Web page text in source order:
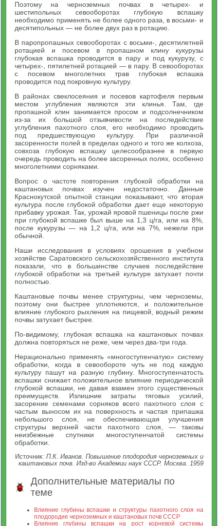
Поэтому на черноземных почвах в четырех- и
шестипольных севооборотах глубокую вспашку
необходимо применять не более одного раза, в восьми- и
десятипольных — не более двух раз в ротацию.
В паропропашных севооборотах с восьми-, десятилетней
ротацией и посевом в пропашном клину кукурузы
глубокая вспашка проводится в пару и под кукурузу, с
четырех-, пятилетней ротацией — в пару. В севооборотах
с посевом многолетних трав глубокая вспашка
проводится под покровную культуру.
В районах свеклосеяния и посевов картофеля первым
местом углубления являются эти клинья. Там, где
пропашной клин занимается просом и подсолнечником
из-за их большой отзывчивости на последействие
углубления пахотного слоя, его необходимо проводить
под предшествующую культуру. При различной
засоренности полей в пределах одного и того же колхоза,
совхоза глубокую вспашку целесообразнее в первую
очередь проводить на более засоренных полях, особенно
многолетними сорняками.
Вопрос о частоте повторения глубокой обработки на
каштановых почвах изучен недостаточно. Данные
Краснокутской опытной станции показывают, что вторая
культура после глубокой обработки дает еще некоторую
прибавку урожая. Так, урожай яровой пшеницы после ржи
при глубокой вспашке был выше на 1,3 ц/га, или на 8%,
после кукурузы — на 1,2 ц/га, или на 7%, нежели при
обычной.
Наши исследования в условиях орошения в учебном
хозяйстве Саратовского сельскохозяйственного института
показали, что в большинстве случаев последействие
глубокой обработки на третьей культуре затухает почти
полностью.
Каштановые почвы менее структурны, чем черноземы,
поэтому они быстрее уплотняются, и положительное
влияние глубокого рыхления на пищевой, водный режим
почвы затухает быстрее.
По-видимому, глубокая вспашка на каштановых почвах
должна повторяться не реже, чем через два-три года.
Нерационально применять «многоступенчатую» систему
обработки, когда в севообороте чуть не под каждую
культуру пашут на разную глубину. Многоступенчатость
вспашки снижает положительное влияние периодической
глубокой вспашки, не давая взамен этого существенных
преимуществ. Излишние затраты тяговых усилий,
засорение семенами сорняков всего пахотного слоя с
частым выносом их на поверхность и частая припашка
небольшого слоя, не обеспечивающая улучшения
структуры верхней части пахотного слоя, — таковы
неизбежные спутники многоступенчатой системы
обработки.
Источник: П.К. Иванов. Повышение плодородия черноземных и
каштановых почв. Изд-во Академии наук СССР. Москва. 1959
Дополнительные материалы по
теме
Влияние глубины вспашки и структуры пахотного слоя на
плодородие черноземных и каштановых почв СССР
Влияние глубины вспашки на рост корневой системы